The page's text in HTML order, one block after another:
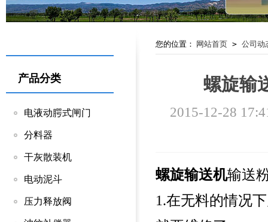
产品分类
电液动腭式闸门
分料器
干灰散装机
电动泥斗
压力释放阀
您的位置： 网站首页 > 公司动
螺旋输
2015-12-28
螺旋输送机输送
1.在无料的情况